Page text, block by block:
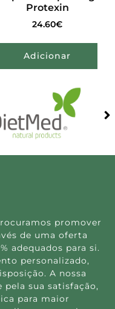
Protexin
24.60€
Adicionar
promover
de uma oferta
adequados para si.
personalizado,
A nossa
pela sua satisfação,
para maior